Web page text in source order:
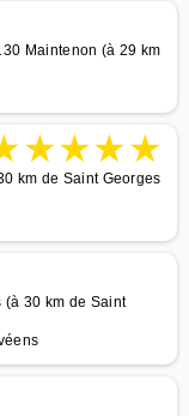
Maintenon (à 29 km
★★★★
km de Saint Georges
(à 30 km de Saint